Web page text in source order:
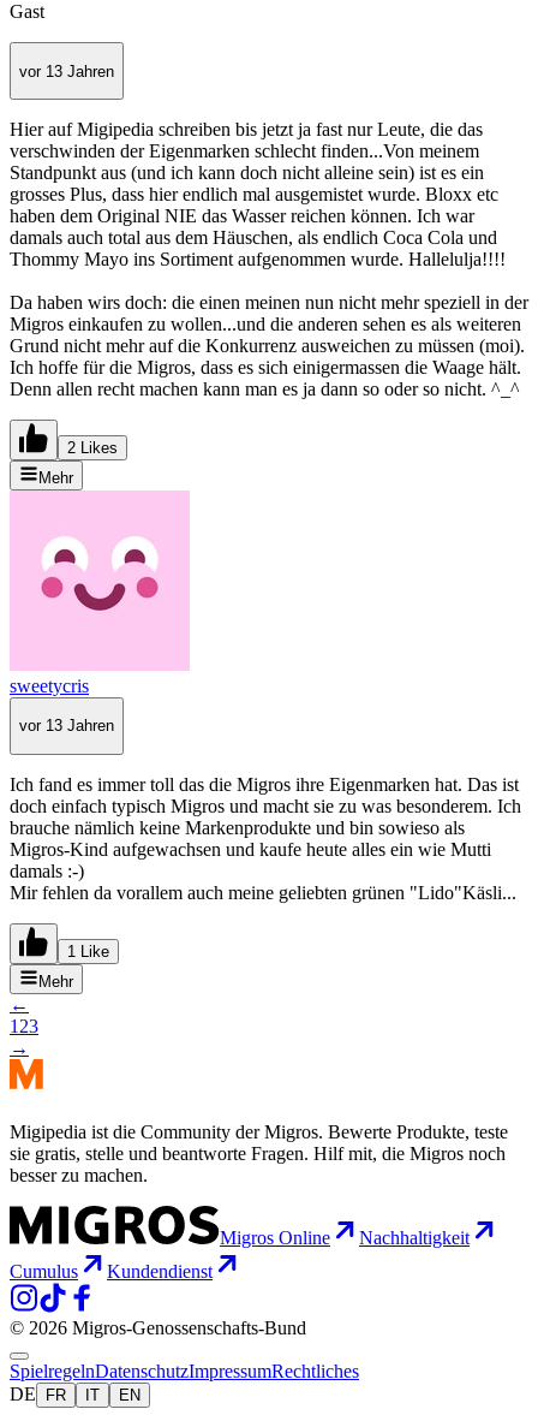
Gast
vor 13 Jahren
Hier auf Migipedia schreiben bis jetzt ja fast nur Leute, die das
verschwinden der Eigenmarken schlecht finden...Von meinem
Standpunkt aus (und ich kann doch nicht alleine sein) ist es ein
grosses Plus, dass hier endlich mal ausgemistet wurde. Bloxx etc
haben dem Original NIE das Wasser reichen können. Ich war
damals auch total aus dem Häuschen, als endlich Coca Cola und
Thommy Mayo ins Sortiment aufgenommen wurde. Hallelulja!!!!
Da haben wirs doch: die einen meinen nun nicht mehr speziell in der
Migros einkaufen zu wollen...und die anderen sehen es als weiteren
Grund nicht mehr auf die Konkurrenz ausweichen zu müssen (moi).
Ich hoffe für die Migros, dass es sich einigermassen die Waage hält.
Denn allen recht machen kann man es ja dann so oder so nicht. ^_^
2 Likes
Mehr
sweetycris
vor 13 Jahren
Ich fand es immer toll das die Migros ihre Eigenmarken hat. Das ist
doch einfach typisch Migros und macht sie zu was besonderem. Ich
brauche nämlich keine Markenprodukte und bin sowieso als
Migros-Kind aufgewachsen und kaufe heute alles ein wie Mutti
damals :-)
Mir fehlen da vorallem auch meine geliebten grünen "Lido"Käsli...
1 Like
Mehr
←
1 23
→
Migipedia ist die Community der Migros. Bewerte Produkte, teste
sie gratis, stelle und beantworte Fragen. Hilf mit, die Migros noch
besser zu machen.
Migros Online
Nachhaltigkeit
Cumulus
Kundendienst
© 2026 Migros-Genossenschafts-Bund
SpielregelnDatenschutzImpressumRechtliches
DE
FR IT EN